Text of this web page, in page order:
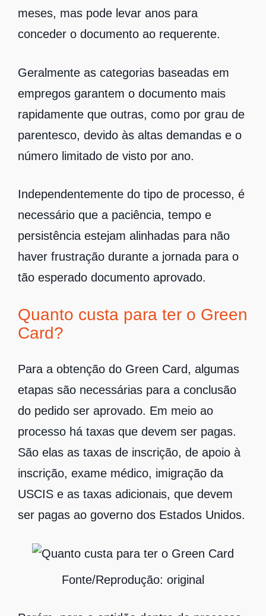
meses, mas pode levar anos para
conceder o documento ao requerente.
Geralmente as categorias baseadas em
empregos garantem o documento mais
rapidamente que outras, como por grau de
parentesco, devido às altas demandas e o
número limitado de visto por ano.
Independentemente do tipo de processo, é
necessário que a paciência, tempo e
persistência estejam alinhadas para não
haver frustração durante a jornada para o
tão esperado documento aprovado.
Quanto custa para ter o Green
Card?
Para a obtenção do Green Card, algumas
etapas são necessárias para a conclusão
do pedido ser aprovado. Em meio ao
processo há taxas que devem ser pagas.
São elas as taxas de inscrição, de apoio à
inscrição, exame médico, imigração da
USCIS e as taxas adicionais, que devem
ser pagas ao governo dos Estados Unidos.
Fonte/Reprodução: original